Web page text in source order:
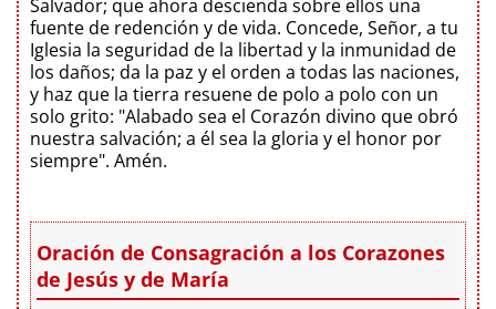
Salvador; que ahora descienda sobre ellos una
fuente de redención y de vida. Concede, Señor, a tu
Iglesia la seguridad de la libertad y la inmunidad de
los daños; da la paz y el orden a todas las naciones,
y haz que la tierra resuene de polo a polo con un
solo grito: "Alabado sea el Corazón divino que obró
nuestra salvación; a él sea la gloria y el honor por
siempre". Amén.
Oración de Consagración a los Corazones
de Jesús y de María